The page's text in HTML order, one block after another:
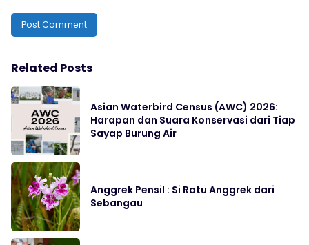
Related Posts
Asian Waterbird Census (AWC) 2026:
Harapan dan Suara Konservasi dari Tiap
Sayap Burung Air
Anggrek Pensil : Si Ratu Anggrek dari
Sebangau